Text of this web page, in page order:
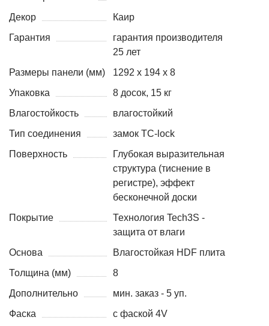
Декор
Каир
Гарантия
гарантия производителя
25 лет
Размеры панели (мм)
1292 х 194 х 8
Упаковка
8 досок, 15 кг
Влагостойкость
влагостойкий
Тип соединения
замок TC-lock
Поверхность
Глубокая выразительная
структура (тиснение в
регистре), эффект
бесконечной доски
Покрытие
Технология Tech3S -
защита от влаги
Основа
Влагостойкая HDF плита
Толщина (мм)
8
Дополнительно
мин. заказ - 5 уп.
Фаска
с фаской 4V